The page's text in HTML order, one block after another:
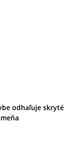
odhaľuje skryté